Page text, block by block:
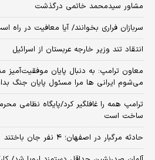
مشاور سیدمحمد خاتمی درگذشت
سربازان فراری بخوانند/ آیا معافیت در راه
انتقاد تند وزیر خارجه عربستان از اسرائیل
معاون ترامپ: به دنبال پایان
می‌شوم ایرانی ها مرا مسئول پایان جنگ
ترامپ همه را غافلگیر کرد/پایگاه نظامی
ساخت است
حادثه مرگبار در اصفهان؛ ۴ نفر جان باختند